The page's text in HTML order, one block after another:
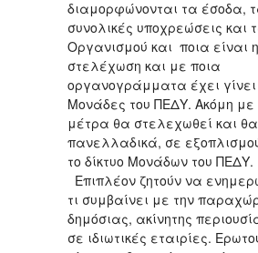
διαμορφώνονται τα έσοδα,
συνολικές υποχρεώσεις και
Οργανισμού και ποια είναι
στελέχωση και με ποια
οργανογράμματα έχει γίνει
Μονάδες του ΠΕΔΥ. Ακόμη
μέτρα θα στελεχωθεί και θα
πανελλαδικά, σε
το δίκτυο Μονάδων του ΠΕΔΥ.
Επιπλέον ζητούν να
τι συμβαίνει με την
δημόσιας, ακίνητης
σε ιδιωτικές εταιρίες.